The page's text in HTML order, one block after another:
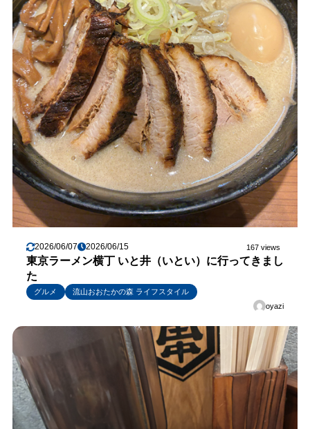
2026/06/07 2026/06/15 167 views
東京ラーメン横丁 いと井（いとい）に行ってきまし
た
グルメ
流山おおたかの森 ライフスタイル
oyazi